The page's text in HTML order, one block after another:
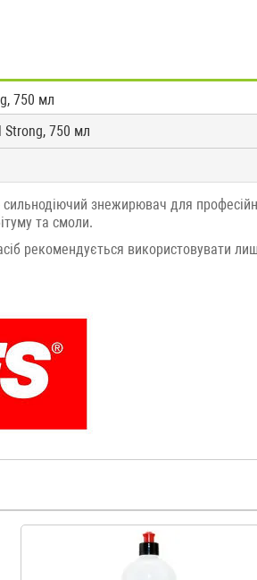
750 мл
Strong, 750 мл
знежирювач для
та смоли.
рекомендується використовувати